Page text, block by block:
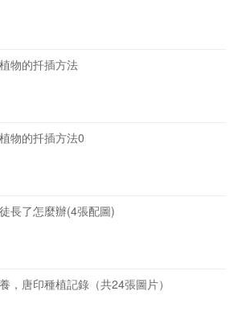
物的扦插方法
物的扦插方法0
長了怎麼辦(4張配圖)
，唐印種植記錄（共24張圖片）